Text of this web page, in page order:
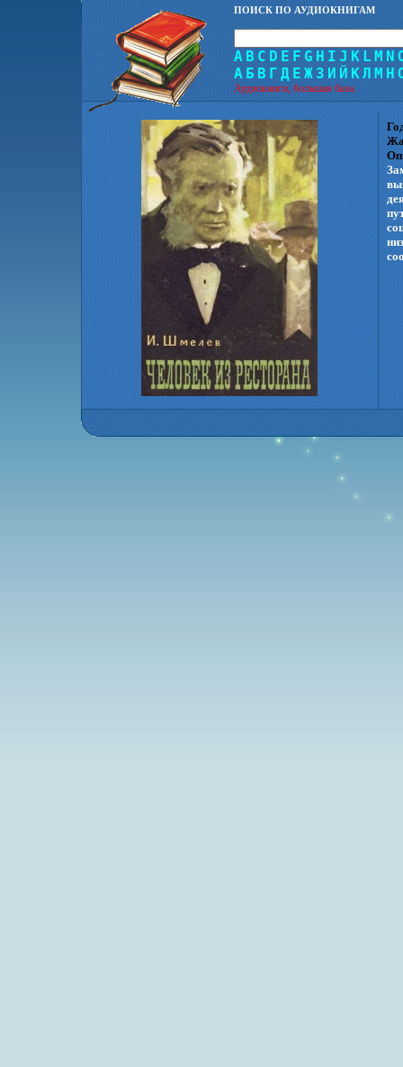
ПОИСК ПО АУДИОКНИГАМ
A B C D E F G H I J K L M N
А Б В Г Д Е Ж З И Й КЛ М Н
Аудиокниги, большая база.